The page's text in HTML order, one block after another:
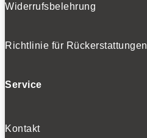
Widerrufsbelehrung
Richtlinie für Rückerstattungen
Service
Kontakt